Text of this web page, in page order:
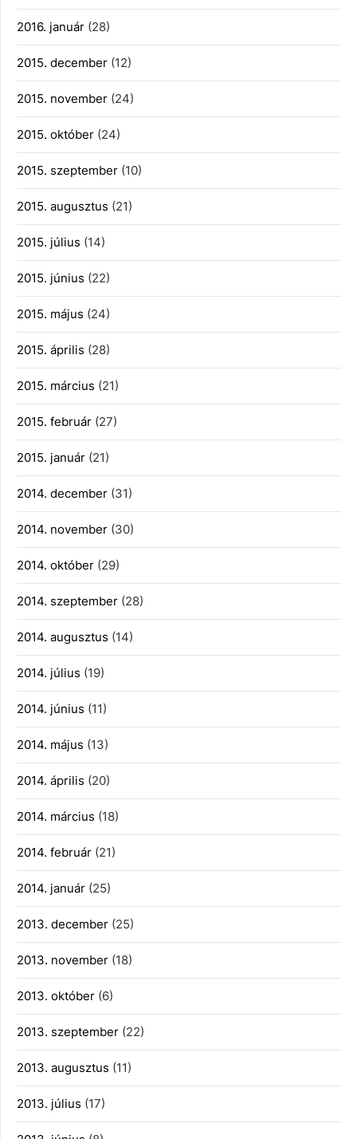
2016. január (28)
2015. december (12)
2015. november (24)
2015. október (24)
2015. szeptember (10)
2015. augusztus (21)
2015. július (14)
2015. június (22)
2015. május (24)
2015. április (28)
2015. március (21)
2015. február (27)
2015. január (21)
2014. december (31)
2014. november (30)
2014. október (29)
2014. szeptember (28)
2014. augusztus (14)
2014. július (19)
2014. június (11)
2014. május (13)
2014. április (20)
2014. március (18)
2014. február (21)
2014. január (25)
2013. december (25)
2013. november (18)
2013. október (6)
2013. szeptember (22)
2013. augusztus (11)
2013. július (17)